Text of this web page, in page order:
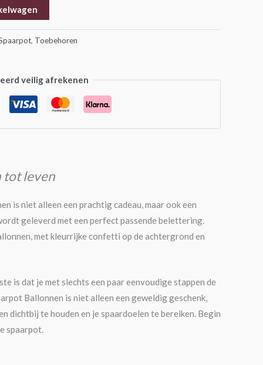
, Toebehoren
veilig afrekenen
tot leven
is niet alleen een prachtig cadeau, maar ook een
geleverd met een perfect passende belettering.
met kleurrijke confetti op de achtergrond en
is dat je met slechts een paar eenvoudige stappen de
Ballonnen is niet alleen een geweldig geschenk,
dichtbij te houden en je spaardoelen te bereiken. Begin
spaarpot.